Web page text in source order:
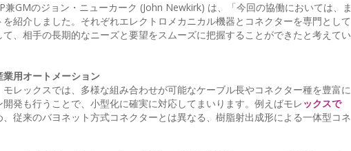
GMのジョン・ニューカーク (John Newkirk) は、「今回の協働においては、ま
紹介しました。それぞれエレクトロメカニカル機器とコネクターを専門として
、相手の長期的なニーズと要望をスムーズに把握することができたと考えてい
用オートメーション
レックスでは、多様な組み合わせが可能なケーブル長やコネクター種を豊富に
発も行うことで、小型化に確実に対応してまいります。例えばモレ ックスで
従来のバヨネット方式コネクターとは異なる、樹脂射出成形による一体型コネ